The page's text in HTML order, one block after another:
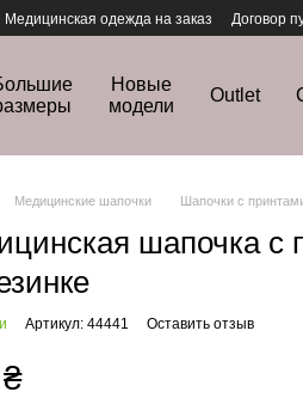
Медицинская одежда на заказ
Договор
Новые
модели
Outlet
Медицинские шапочки Шапочки с
шапочка с
Артикул: 44441 Оставить отзыв